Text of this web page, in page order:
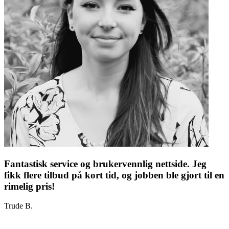
Fantastisk service og brukervennlig nettside. Jeg
fikk flere tilbud på kort tid, og jobben ble gjort til en
rimelig pris!
Trude B.